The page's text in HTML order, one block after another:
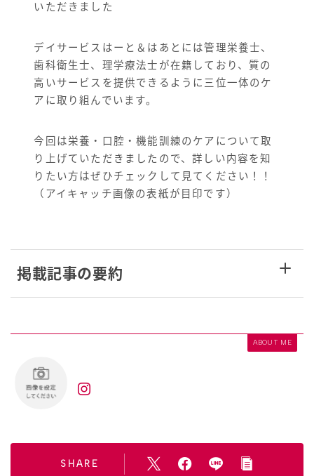
いただきました
デイサービスはーと＆はあとには管理栄養士、
歯科衛生士、理学療法士が在籍しており、質の
高いサービスを提供できるように三位一体のケ
アに取り組んでいます。
今回は栄養・口腔・機能訓練のケアについて取
り上げていただきましたので、詳しい内容を知
りたい方はぜひチェックして見てください！！
（アイキャッチ画像の表紙が目印です）
掲載記事の要約
ABOUT ME
SHARE